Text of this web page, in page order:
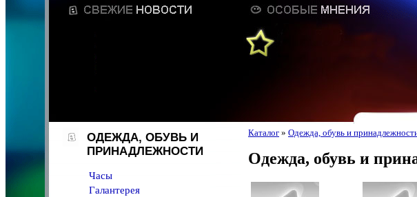
ОДЕЖДА, ОБУВЬ И
ПРИНАДЛЕЖНОСТИ
Часы
Галантерея
Каталог » Одежда, обувь и
Одежда, обувь и